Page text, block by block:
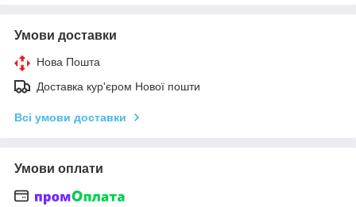
Умови доставки
Нова Пошта
Доставка кур'єром Нової пошти
Всі умови доставки
Умови оплати